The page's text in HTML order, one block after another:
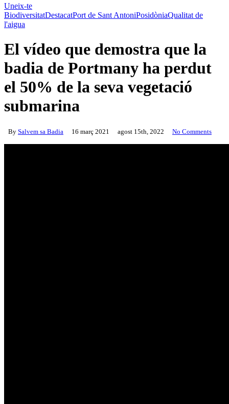
Uneix-te
BiodiversitatDestacatPort de Sant AntoniPosidòniaQualitat de
l'aigua
El vídeo que demostra que la
badia de Portmany ha perdut
el 50% de la seva vegetació
submarina
By Salvem sa Badia 16 març 2021 agost 15th, 2022 No Comments